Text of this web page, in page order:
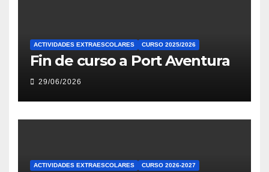
ACTIVIDADES EXTRAESCOLARES CURSO 2025/2026
Fin de curso a Port Aventura
29/06/2026
ACTIVIDADES EXTRAESCOLARES CURSO 2026-2027